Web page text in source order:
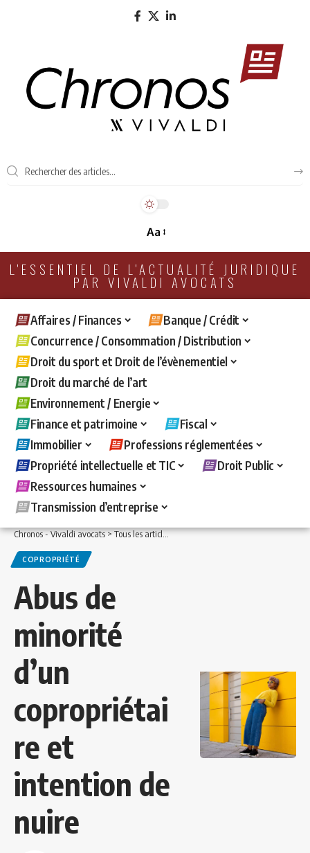
Aa
L'ESSENTIEL DE L'ACTUALITÉ JURIDIQUE
PAR VIVALDI AVOCATS
Affaires / Finances
Banque / Crédit
Concurrence / Consommation / Distribution
Droit du sport et Droit de l’évènementiel
Droit du marché de l’art
Environnement / Energie
Finance et patrimoine
Fiscal
Immobilier
Professions réglementées
Propriété intellectuelle et TIC
Droit Public
Ressources humaines
Transmission d’entreprise
Chronos - Vivaldi avocats>Tous les articles >Immobilier>Copropriété>Abus de
COPROPRIÉTÉ
Abus de
minorité
d’un
copropriétai
re et
intention de
nuire